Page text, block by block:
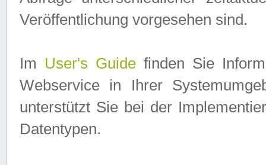
Veröffentlichung vorgesehen sind.
Im User's Guidefinden Sie
Webservice in Ihrer
unterstützt Sie bei der
Datentypen.